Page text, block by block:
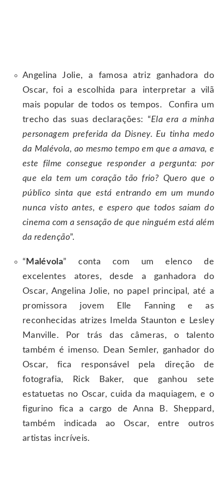
Angelina Jolie, a famosa atriz ganhadora do
Oscar, foi a escolhida para interpretar a vilã
mais popular de todos os tempos. Confira um
trecho das suas declarações: “Ela era a minha
personagem preferida da Disney. Eu tinha medo
da Malévola, ao mesmo tempo em que a amava, e
este filme consegue responder a pergunta: por
que ela tem um coração tão frio? Quero que o
público sinta que está entrando em um mundo
nunca visto antes, e espero que todos saiam do
cinema com a sensação de que ninguém está além
da redenção”.
“ Malévola” conta com um elenco de
excelentes atores, desde a ganhadora do
Oscar, Angelina Jolie, no papel principal, até a
promissora jovem Elle Fanning e as
reconhecidas atrizes Imelda Staunton e Lesley
Manville. Por trás das câmeras, o talento
também é imenso. Dean Semler, ganhador do
Oscar, fica responsável pela direção de
fotografia, Rick Baker, que ganhou sete
estatuetas no Oscar, cuida da maquiagem, e o
figurino fica a cargo de Anna B. Sheppard,
também indicada ao Oscar, entre outros
artistas incríveis.